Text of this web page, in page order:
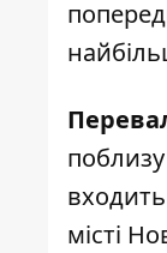
місті